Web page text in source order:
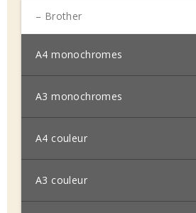
– Brother
A4 monochromes
A3 monochromes
A4 couleur
A3 couleur